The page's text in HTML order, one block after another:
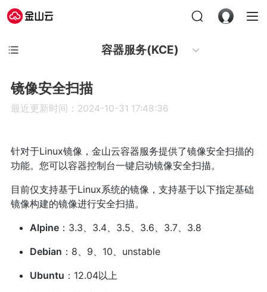
容器服务(KCE)
镜像安全扫描
最近更新时间：2024-10-31 17:48:36
针对于Linux镜像，金山云容器服务提供了镜像安全扫描的
功能。您可以容器控制台一键启动镜像安全扫描。
目前仅支持基于Linux系统的镜像，支持基于以下指定基础
镜像构建的镜像进行安全扫描。
Alpine：3.3、3.4、3.5、3.6、3.7、3.8
Debian ：8、9、10、unstable
Ubuntu ：12.04以上